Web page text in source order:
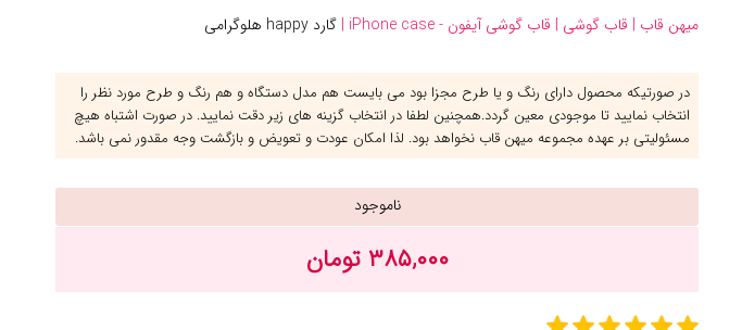
میهن قاب | قاب گوشی | قاب گوشی آیفون - iPhone case | گارد happy هلوگرامی
در صورتیکه محصول دارای رنگ و یا طرح مجزا بود می بایست هم مدل دستگاه و هم رنگ و طرح مورد نظر را
انتخاب نمایید تا موجودی معین گردد.همچنین لطفا در انتخاب گزینه های زیر دقت نمایید. در صورت اشتباه هیچ
مسئولیتی بر عهده مجموعه میهن قاب نخواهد بود. لذا امکان عودت و تعویض و بازگشت وجه مقدور نمی باشد.
ناموجود
۳۸۵,۰۰۰ تومان